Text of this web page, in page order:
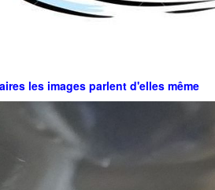
les images parlent d'elles même